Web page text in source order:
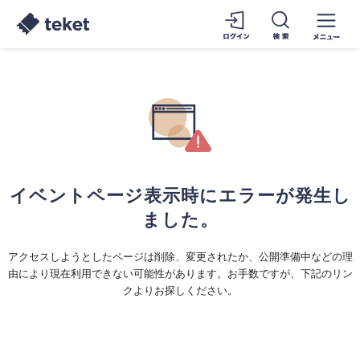
イベントページ表示時にエラーが発生し
ました。
アクセスしようとしたページは削除、変更されたか、公開準備中などの理
由により現在利用できない可能性があります。お手数ですが、下記のリン
クよりお探しください。